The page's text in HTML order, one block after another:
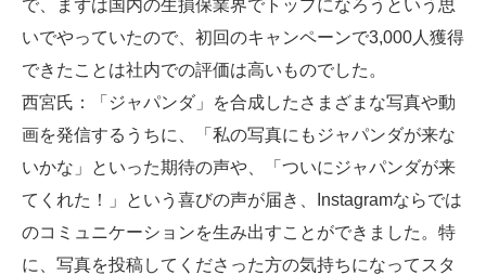
で、まずは国内の生損保業界でトップになろうという思
いでやっていたので、初回のキャンペーンで3,000人獲得
できたことは社内での評価は高いものでした。
西宮氏 ：「ジャパンダ」を合成したさまざまな写真や動
画を発信するうちに、「私の写真にもジャパンダが来な
いかな」といった期待の声や、「ついにジャパンダが来
てくれた！」という喜びの声が届き、Instagramならでは
のコミュニケーションを生み出すことができました。特
に、写真を投稿してくださった方の気持ちになってスタ